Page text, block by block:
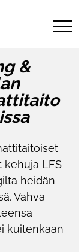
&
kehuja LFS
heidän
Vahva
kuitenkaan